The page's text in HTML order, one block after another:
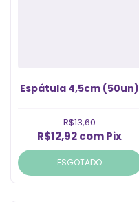
Espátula 4,5cm (50un)
R$13,60
R$12,92comPix
ESGOTADO